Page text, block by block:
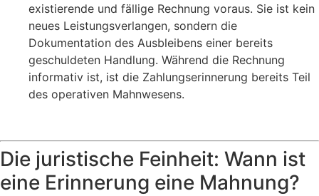
existierende und fällige Rechnung voraus. Sie ist kein
neues Leistungsverlangen, sondern die
Dokumentation des Ausbleibens einer bereits
geschuldeten Handlung. Während die Rechnung
informativ ist, ist die Zahlungserinnerung bereits Teil
des operativen Mahnwesens.
Die juristische Feinheit: Wann ist
eine Erinnerung eine Mahnung?